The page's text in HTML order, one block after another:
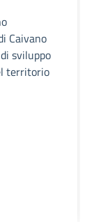
Caivano
sviluppo
territorio